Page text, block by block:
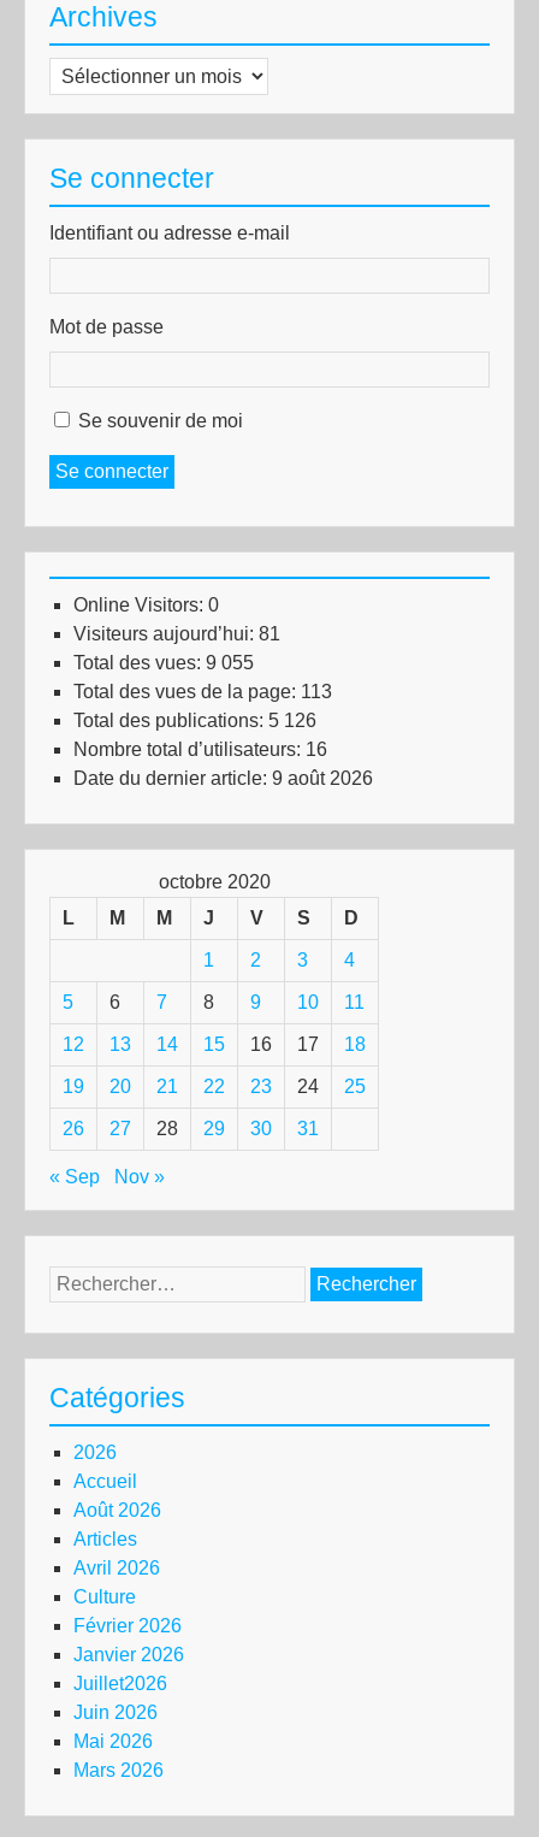
Archives
Archives
Se connecter
Identifiant ou adresse e-mail
Mot de passe
Se souvenir de moi
Se connecter
Online Visitors: 0
Visiteurs aujourd’hui: 81
Total des vues: 9 055
Total des vues de la page: 113
Total des publications: 5 126
Nombre total d’utilisateurs: 16
Date du dernier article: 9 août 2026
octobre 2020
L
M M J V S D
1 2 3 4
5 6 7 8 9 10 11
12 13 14 15 16 17 18
19 20 21 22 23 24 25
26 27 28 29 30 31
« Sep Nov »
Rechercher :
Catégories
2026
Accueil
Août 2026
Articles
Avril 2026
Culture
Février 2026
Janvier 2026
Juillet2026
Juin 2026
Mai 2026
Mars 2026